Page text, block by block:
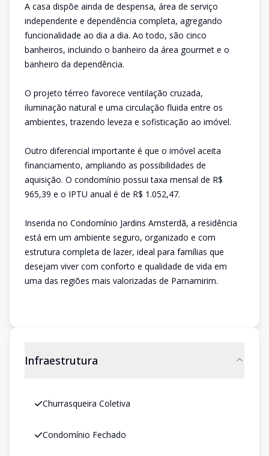
A casa dispõe ainda de despensa, área de serviço
independente e dependência completa, agregando
funcionalidade ao dia a dia. Ao todo, são cinco
banheiros, incluindo o banheiro da área gourmet e o
banheiro da dependência.
O projeto térreo favorece ventilação cruzada,
iluminação natural e uma circulação fluida entre os
ambientes, trazendo leveza e sofisticação ao imóvel.
Outro diferencial importante é que o imóvel aceita
financiamento, ampliando as possibilidades de
aquisição. O condomínio possui taxa mensal de R$
965,39 e o IPTU anual é de R$ 1.052,47.
Inserida no Condomínio Jardins Amsterdã, a residência
está em um ambiente seguro, organizado e com
estrutura completa de lazer, ideal para famílias que
desejam viver com conforto e qualidade de vida em
uma das regiões mais valorizadas de Parnamirim.
Infraestrutura
Churrasqueira Coletiva
Condomínio Fechado